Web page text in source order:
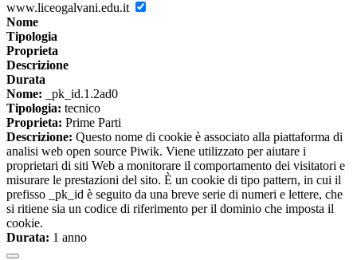
www.liceogalvani.edu.it
Nome
Tipologia
Proprieta
Descrizione
Durata
Nome: _pk_id.1.2ad0
Tipologia: tecnico
Proprieta: Prime Parti
Descrizione: Questo nome di cookie è associato alla piattaforma di
analisi web open source Piwik. Viene utilizzato per aiutare i
proprietari di siti Web a monitorare il comportamento dei visitatori e
misurare le prestazioni del sito. È un cookie di tipo pattern, in cui il
prefisso _pk_id è seguito da una breve serie di numeri e lettere, che
si ritiene sia un codice di riferimento per il dominio che imposta il
cookie.
Durata: 1 anno